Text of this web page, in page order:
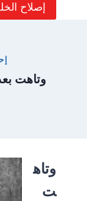
إصلاح
وتاهت
وتاه
ت